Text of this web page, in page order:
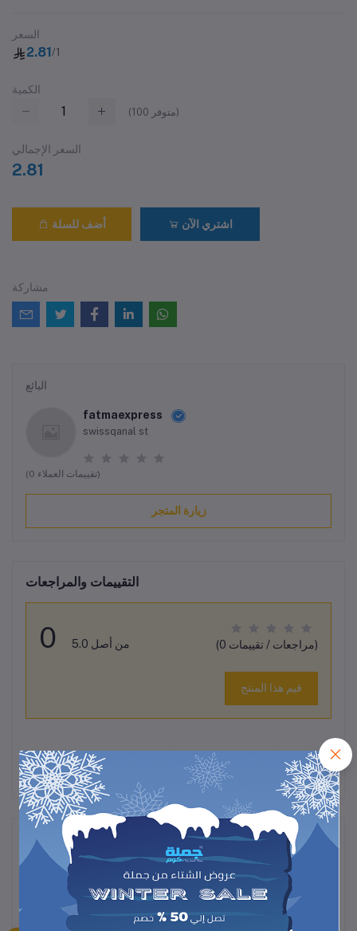
السعر
2.81/1
الكمية
(100 متوفر)
السعر الإجمالي
2.81
أضف للسلة اشتري الآن
مشاركة
البائع
fatmaexpress
swissqanal st
(0 تقييمات العملاء)
زيارة المتجر
التقييمات والمراجعات
0 من أصل 5.0 (0 مراجعات / تقييمات)
قيم هذا المنتج
لم تكن هناك تقييمات لهذا المنتج حتى الآن.
وصف
تألقي بخاتم أنيق يجمع بين البساطة والأناقة مع هذا الخاتم النسائي